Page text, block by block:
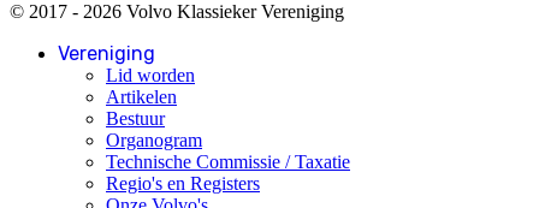
© 2017 - 2026 Volvo Klassieker Vereniging
Vereniging
Lid worden
Artikelen
Bestuur
Organogram
Technische Commissie / Taxatie
Regio's en Registers